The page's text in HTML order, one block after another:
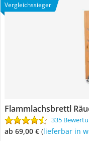
Vergleichssieger
Flammlachsbrettl
335
ab 69,00 € ( Lieferbar in